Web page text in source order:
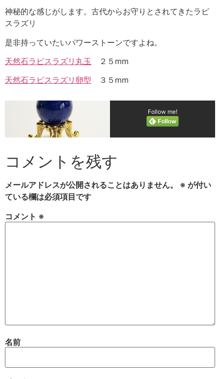
神秘的な感じがします。古代からお守りとされてきたラピ
スラズリ
是非持っていたいパワーストーンですよね。
天然石ラピスラズリ丸玉 ２５mm
天然石ラピスラズリ卵型 ３５mm
Follow me!
コメントを残す
メールアドレスが公開されることはありません。 ※ が付い
ている欄は必須項目です
コメント ※
名前